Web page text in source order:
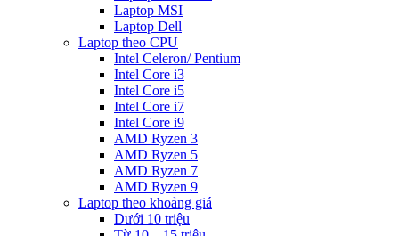
Laptop MSI
Laptop Dell
Laptop theo CPU
Intel Celeron/ Pentium
Intel Core i3
Intel Core i5
Intel Core i7
Intel Core i9
AMD Ryzen 3
AMD Ryzen 5
AMD Ryzen 7
AMD Ryzen 9
Laptop theo khoảng giá
Dưới 10 triệu